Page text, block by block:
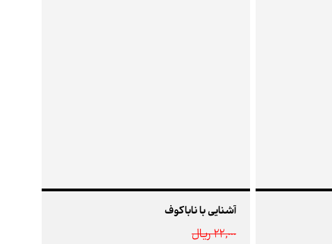
آشنایی با ناباکوف
22,000 ريال